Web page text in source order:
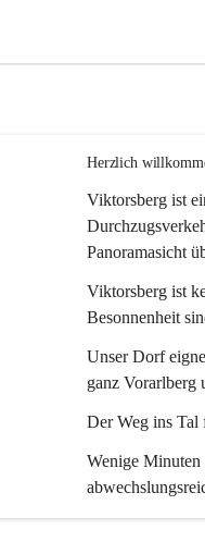
Herzlich
Viktorsberg ist
Panoramasicht
Viktorsberg ist
Besonnenheit
Unser Dorf
ganz Vorarlberg
Der Weg ins Tal
Wenige Minuten